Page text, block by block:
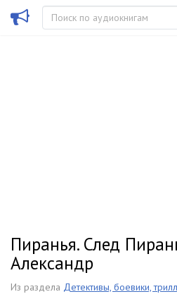
Пиранья. След
Александр
Из раздела Детективы, боевики,